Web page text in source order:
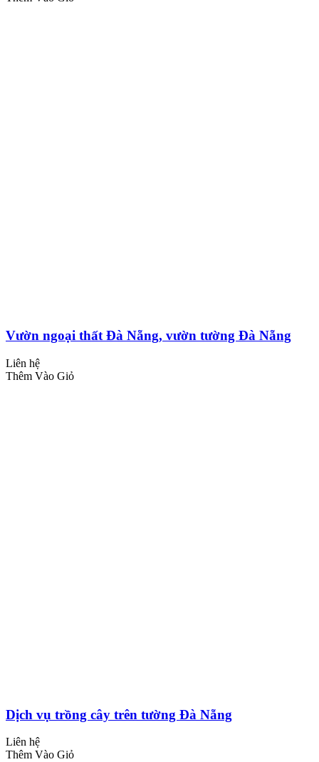
Vườn ngoại thất Đà Nẵng, vườn tường Đà Nẵng
Liên hệ
Thêm Vào Giỏ
Dịch vụ trồng cây trên tường Đà Nẵng
Liên hệ
Thêm Vào Giỏ